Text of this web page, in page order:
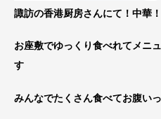
諏訪の香港厨房さんにて！中華！
お座敷でゆっくり食べれてメニ
す
みんなでたくさん食べてお腹いっ